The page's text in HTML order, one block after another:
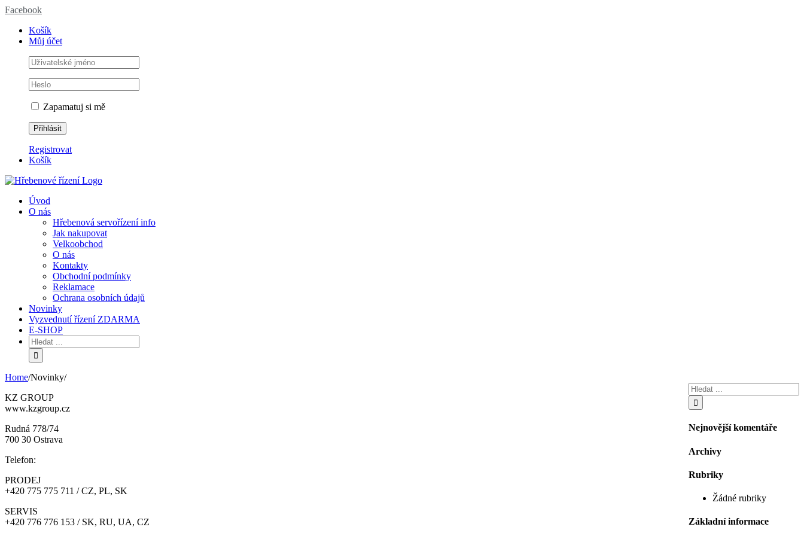
Facebook
Košík
Můj účet
Zapamatuj si mě
Registrovat
Košík
Úvod
O nás
Hřebenová servořízení info
Jak nakupovat
Velkoobchod
O nás
Kontakty
Obchodní podmínky
Reklamace
Ochrana osobních údajů
Novinky
Vyzvednutí řízení ZDARMA
E-SHOP
Home/Novinky/
Nejnovější komentáře
Archivy
Rubriky
Žádné rubriky
Základní informace
KZ GROUP
www.kzgroup.cz
Rudná 778/74
700 30 Ostrava
Telefon:
PRODEJ
+420 775 775 711 / CZ, PL, SK
SERVIS
+420 776 776 153 / SK, RU, UA, CZ